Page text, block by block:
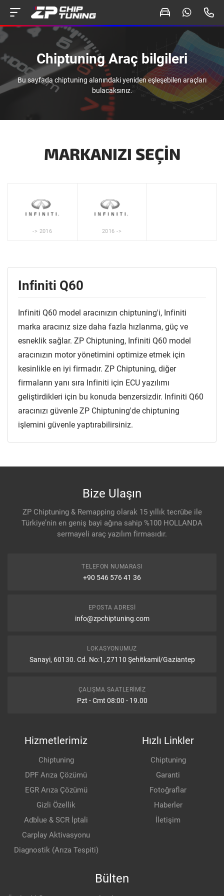
Chiptuning Araç bilgileri
Bu sayfada chiptuning alanındaki yeniden eşleşebilen araçları
bulacaksınız.
MARKANIZI SEÇIN
-> 2016 2016 ->
Infiniti Q60
Infiniti Q60 model aracınızın chiptuning'i, Infiniti
marka aracınız size daha fazla hızlanma, güç ve
esneklik sağlar. ZP Chiptuning, Infiniti Q60 model
aracınızın motor yönetimini optimize etmek için
kesinlikle en iyi firmadır. ZP Chiptuning, diğer
firmaların yanı sıra Infiniti için ECU yazılımı
geliştirdikleri için bu konuda benzersizdir. Infiniti Q60
aracınızı güvenle ZP Chiptuning'de chiptuning
işlemini güvenle yaptırabilirsiniz.
Bize Ulaşın
ZP Chiptuning & Remapping olarak 15 yıllık tecrübe ile
Türkiye’nin en geniş bayi ağına sahip %100 HOLLANDA
sermayeli araç yazılım firmasıdır.
TELEFON NUMARASI
+90 546 576 41 36
EPOSTA ADRESI
info@zpchiptuning.com
LOKASYONUMUZ
Sanayi, 60130. Cd. No:1, 27110 Şehitkamil/Gaziantep
ÇALIŞMA SAATLERIMIZ
Pzt - Cmt 08:00 - 19.00
Hizmetlerimiz
Chiptuning
DPF Arıza Çözümü
EGR Arıza Çözümü
Gizli Özellik
Adblue & SCR İptali
Carplay Aktivasyonu
Diagnostik (Arıza Tespiti)
Hızlı Linkler
Chiptuning
Garanti
Fotoğraflar
Haberler
İletişim
Bülten